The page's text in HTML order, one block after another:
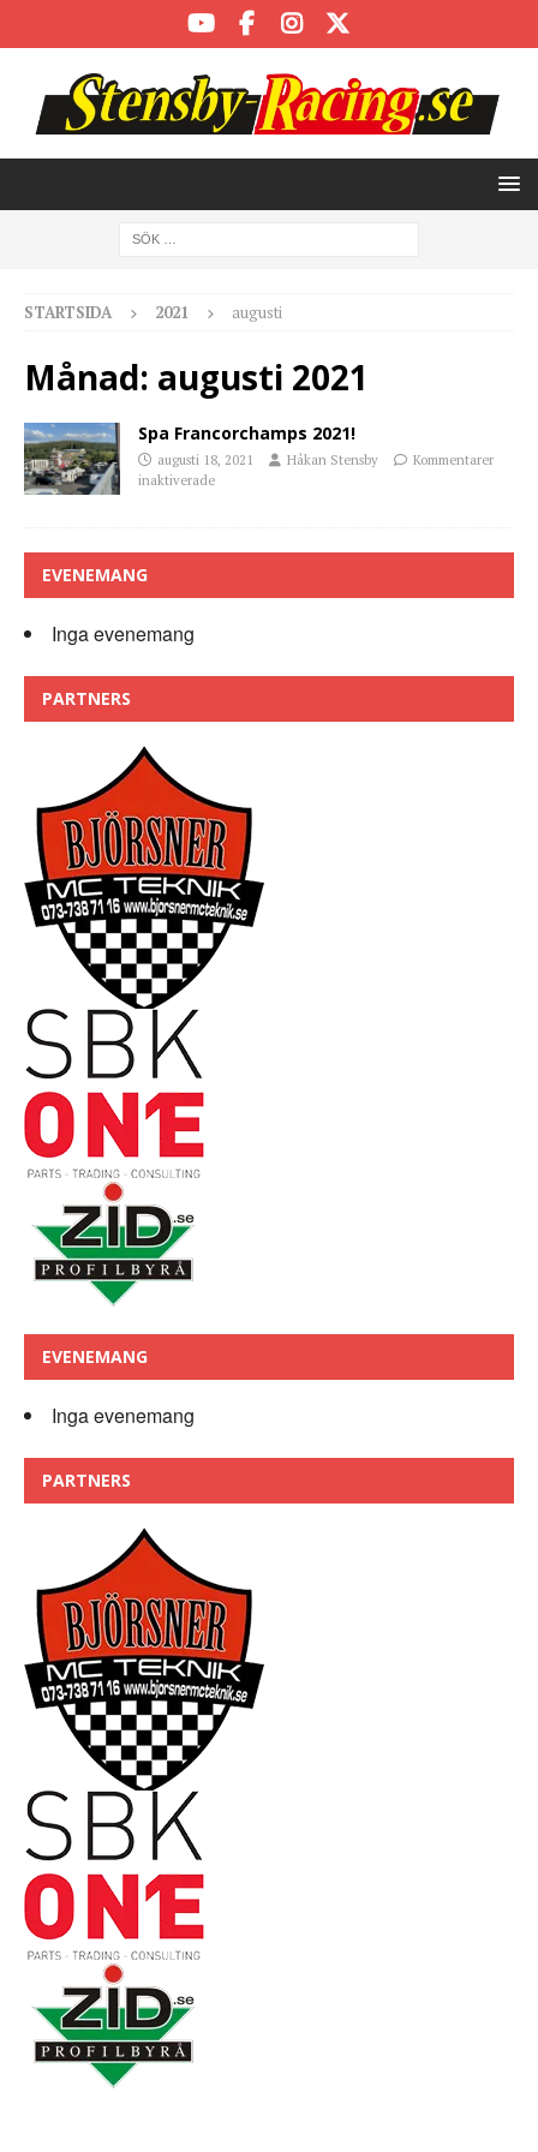
STARTSIDA 2021 augusti
Månad: augusti 2021
Spa Francorchamps 2021!
augusti 18, 2021 Håkan Stensby
Kommentarer
inaktiverade
EVENEMANG
Inga evenemang
PARTNERS
EVENEMANG
Inga evenemang
PARTNERS